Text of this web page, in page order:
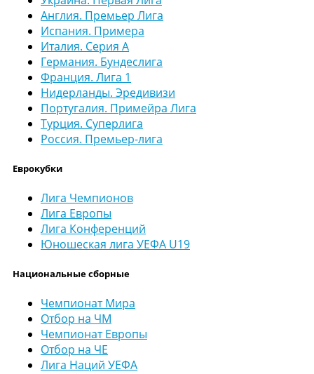
Англия. Премьер Лига
Испания. Примера
Италия. Серия А
Германия. Бундеслига
Франция. Лига 1
Нидерланды. Эредивизи
Португалия. Примейра Лига
Турция. Суперлига
Россия. Премьер-лига
Еврокубки
Лига Чемпионов
Лига Европы
Лига Конференций
Юношеская лига УЕФА U19
Национальные сборные
Чемпионат Мира
Отбор на ЧМ
Чемпионат Европы
Отбор на ЧЕ
Лига Наций УЕФА